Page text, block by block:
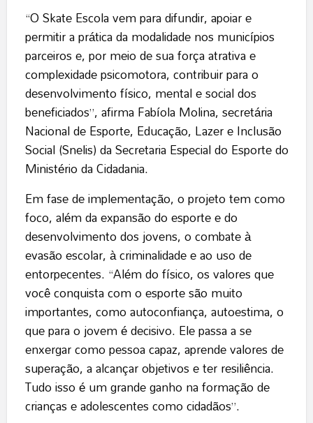
“O Skate Escola vem para difundir, apoiar e
permitir a prática da modalidade nos municípios
parceiros e, por meio de sua força atrativa e
complexidade psicomotora, contribuir para o
desenvolvimento físico, mental e social dos
beneficiados”, afirma Fabíola Molina, secretária
Nacional de Esporte, Educação, Lazer e Inclusão
Social (Snelis) da Secretaria Especial do Esporte do
Ministério da Cidadania.
Em fase de implementação, o projeto tem como
foco, além da expansão do esporte e do
desenvolvimento dos jovens, o combate à
evasão escolar, à criminalidade e ao uso de
entorpecentes. “Além do físico, os valores que
você conquista com o esporte são muito
importantes, como autoconfiança, autoestima, o
que para o jovem é decisivo. Ele passa a se
enxergar como pessoa capaz, aprende valores de
superação, a alcançar objetivos e ter resiliência.
Tudo isso é um grande ganho na formação de
crianças e adolescentes como cidadãos”.